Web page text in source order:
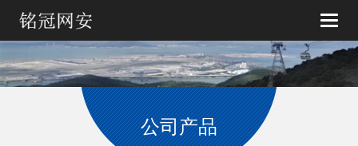
Toggle
公司产品